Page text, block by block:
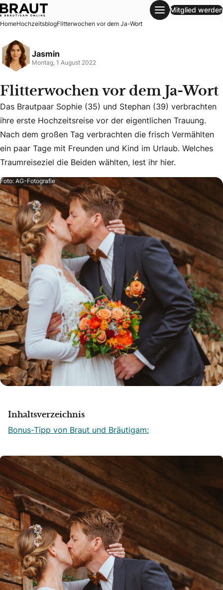
Flitterwochen vor dem Ja-Wort
Mitglied werden
HomeHochzeitsblogFlitterwochen vor dem Ja-Wort
Jasmin
Montag, 1 August 2022
Flitterwochen vor dem Ja-Wort
Das Brautpaar Sophie (35) und Stephan (39) verbrachten
Das Brautpaar Sophie (35) und Stephan (39) verbrachten
ihre erste Hochzeitsreise vor der eigentlichen Trauung.
Nach dem großen Tag verbrachten die frisch Vermählten
ein paar Tage mit Freunden und Kind im Urlaub. Welches
Traumreiseziel die Beiden wählten, lest ihr hier.
Foto: AG-Fotografie
Inhaltsverzeichnis
Bonus-Tipp von Braut und Bräutigam: